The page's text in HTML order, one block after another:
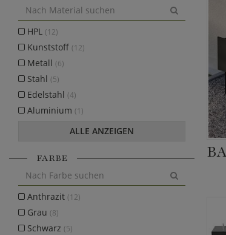
HPL (12)
Kunststoff (12)
Metall (6)
Stahl (5)
Edelstahl (4)
Aluminium (1)
ALLE ANZEIGEN
FARBE
Anthrazit (12)
Grau (8)
Schwarz (5)